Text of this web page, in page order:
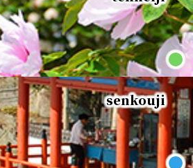
senkouji